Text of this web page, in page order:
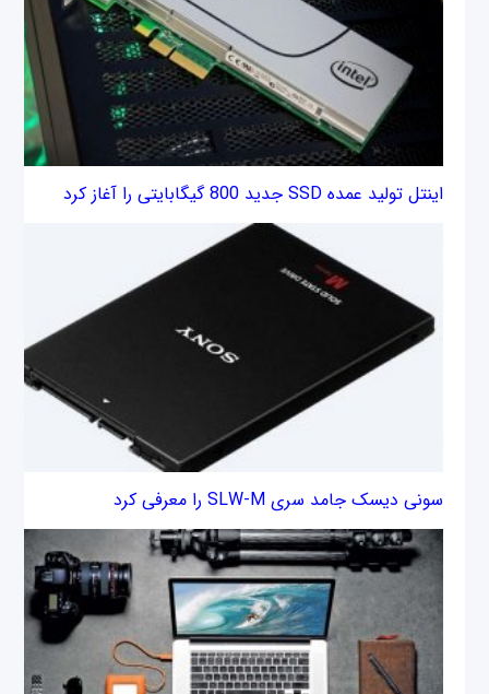
اینتل تولید عمده SSD جدید 800 گیگابایتی را آغاز کرد
سونی دیسک‌ جامد سری SLW-M را معرفی کرد